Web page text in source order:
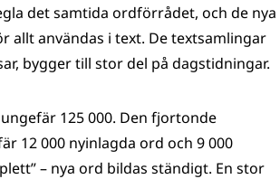
det samtida ordförrådet, och de nya
allt användas i text. De textsamlingar
bygger till stor del på dagstidningar.
125 000. Den fjortonde
12 000 nyinlagda ord och 9 000
– nya ord bildas ständigt. En stor